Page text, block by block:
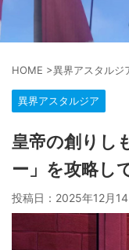
HOME >異界アスタルジ
異界アスタルジア
皇帝の創りし
ー」を攻略し
投稿日： 2025年12月14